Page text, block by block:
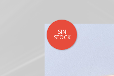
SIN
STOCK